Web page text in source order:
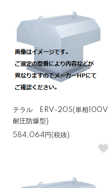
テラル ERV-20S(単相100V
耐圧防爆型)
584,064円(税抜)